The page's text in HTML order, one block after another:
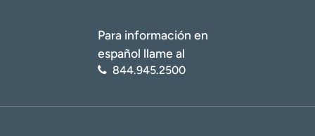
Para información en
español llame al
844.945.2500